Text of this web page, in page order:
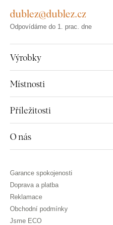
Výrobky
Místnosti
Příležitosti
O nás
dublez@dublez.cz
Odpovídáme do 1. prac. dne
Garance spokojenosti
Doprava a platba
Reklamace
Obchodní podmínky
Jsme ECO